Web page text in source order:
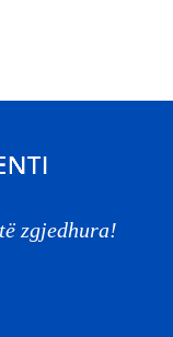
zgjedhura!